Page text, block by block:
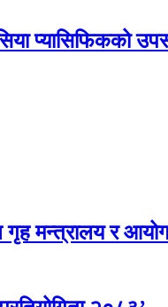
प्यासिफिकको
गृह मन्त्रालय र